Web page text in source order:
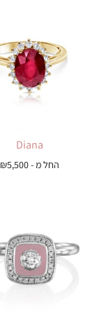
Diana
החל מ - ₪5,500